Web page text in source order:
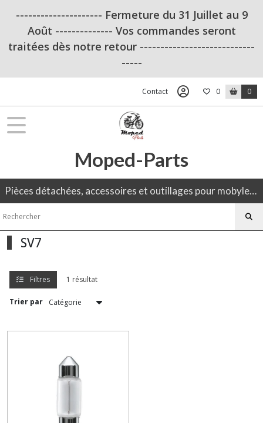
--------------------- Fermeture du 31 Juillet au 9
Août -------------- Vos commandes seront
traitées dès notre retour ----------------------------
-----
Contact 0 0
Moped-Parts
Pièces détachées, accessoires et outillages pour mobylette, 50CC, moto ancienne.
SV7
Filtres 1 résultat
Trier par
FILTRES
Ampoule
Ampoule
6V
(2)
SV7
(3)
P15D